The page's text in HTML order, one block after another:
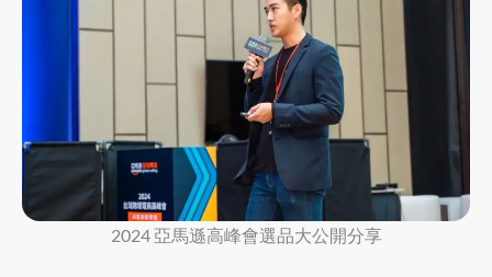
2024 亞馬遜高峰會選品大公開分享